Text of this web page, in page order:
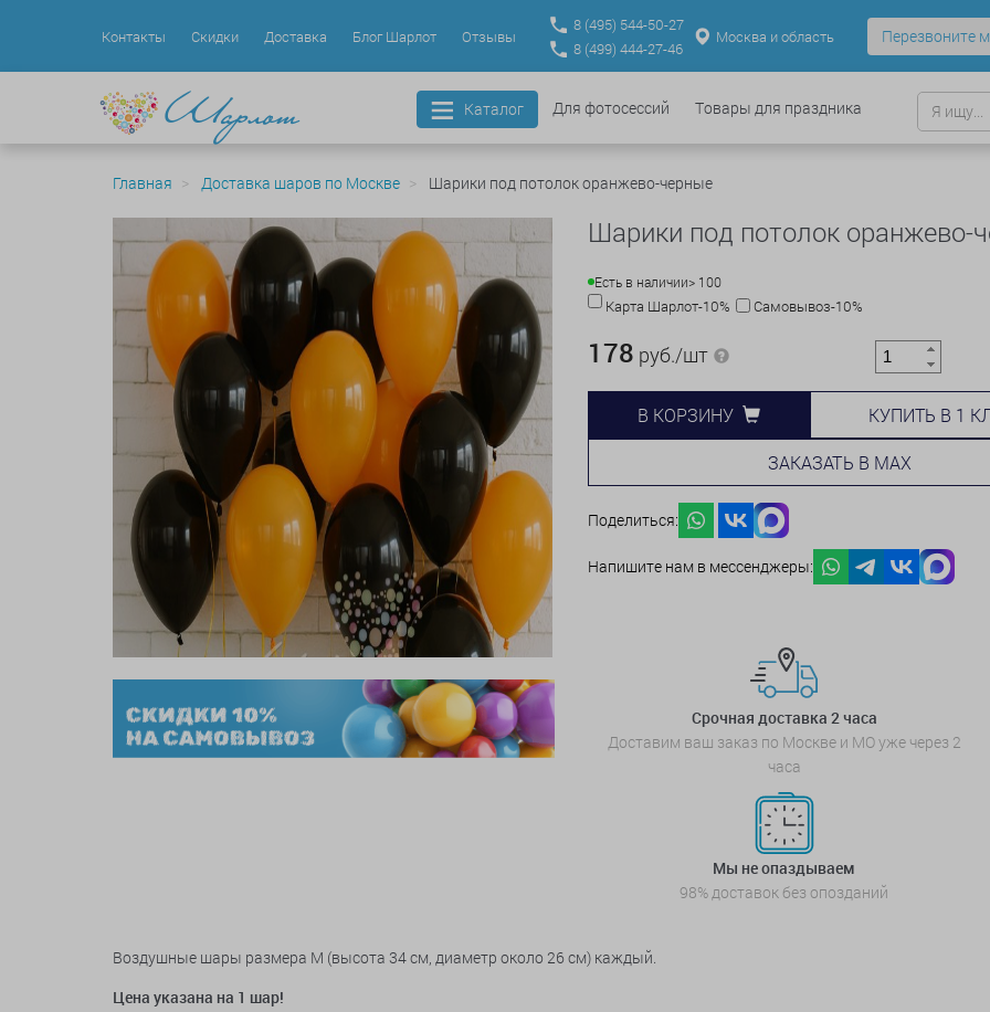
Контакты Скидки Доставка Блог Шарлот Отзывы
8 (495) 544-50-27
8 (499) 444-27-46
Москва и область Перезвоните
Каталог Для фотосессий Товары для праздника
Главная Доставка шаров по Москве Шарики под потолок оранжево-черные
Шарики под потолок оранжево-
Есть в наличии> 100
Карта Шарлот-10% Самовывоз-10%
178 руб./шт
В КОРЗИНУ КУПИТЬ В 1
ЗАКАЗАТЬ В MAX
Поделиться:
Напишите нам в мессенджеры:
Срочная доставка 2 часа
Доставим ваш заказ по Москве и МО уже через 2
часа
Мы не опаздываем
98% доставок без опозданий
Воздушные шары размера M (высота 34 см, диаметр около 26 см) каждый.
Цена указана на 1 шар!